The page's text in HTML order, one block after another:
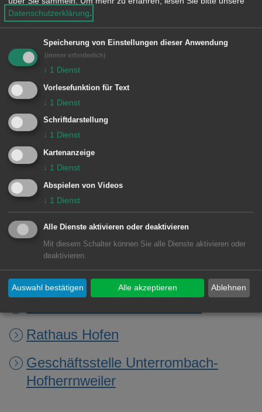
Eine telefonische Terminvereinbarung
ist zu den genannten Öffnungszeiten
möglich.
Zuständige Dienststellen
Rathaus Aalen
Bezirksamt Unterkochen
Bezirksamt Wasseralfingen
Geschäftsstelle Dewangen
Geschäftsstelle Ebnat
Geschäftsstelle Fachsenfeld
Rathaus Hofen
Geschäftsstelle Unterrombach-
Hofherrnweiler
Datenschutzerklärung
Speicherung von Einstellungen dieser Anwendung
(immer erforderlich)
↓ 1 Dienst
Vorlesefunktion für Text
↓ 1 Dienst
Schriftdarstellung
↓ 1 Dienst
Kartenanzeige
↓ 1 Dienst
Abspielen von Videos
↓ 1 Dienst
Alle Dienste aktivieren oder deaktivieren
Mit diesem Schalter können Sie alle Dienste aktivieren oder
deaktivieren.
Ablehnen
Auswahl bestätigen Alle akzeptieren